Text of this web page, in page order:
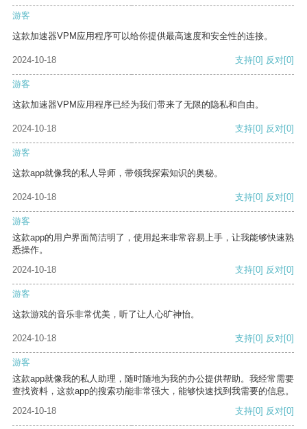
游客
这款加速器VPM应用程序可以给你提供最高速度和安全性的连接。
2024-10-18 支持[0] 反对[0]
游客
这款加速器VPM应用程序已经为我们带来了无限的隐私和自由。
2024-10-18 支持[0] 反对[0]
游客
这款app就像我的私人导师，带领我探索知识的奥秘。
2024-10-18 支持[0] 反对[0]
游客
这款app的用户界面简洁明了，使用起来非常容易上手，让我能够快速熟
悉操作。
2024-10-18
支持[0] 反对[0]
游客
这款游戏的音乐非常优美，听了让人心旷神怡。
2024-10-18 支持[0] 反对[0]
游客
这款app就像我的私人助理，随时随地为我的办公提供帮助。我经常需要
查找资料，这款app的搜索功能非常强大，能够快速找到我需要的信息。
2024-10-18
支持[0] 反对[0]